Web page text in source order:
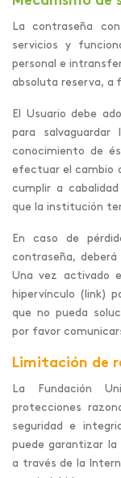
La contraseña
servicios y
personal e
absoluta reserva, a
El Usuario debe
para
conocimiento de
efectuar el cambio
cumplir a
que la institución
En caso de
contraseña,
Una vez activado
hipervínculo (link)
que no pueda
por favor
Limitación de
La Fundación
protecciones
seguridad e
puede garantizar la
a través de la